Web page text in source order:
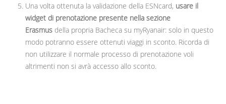
Una volta ottenuta la validazione della ESNcard, usare il
widget di prenotazione presente nella sezione
Erasmus della propria Bacheca su myRyanair: solo in questo
modo potranno essere ottenuti viaggi in sconto. Ricorda di
non utilizzare il normale processo di prenotazione voli
altrimenti non si avrà accesso allo sconto.